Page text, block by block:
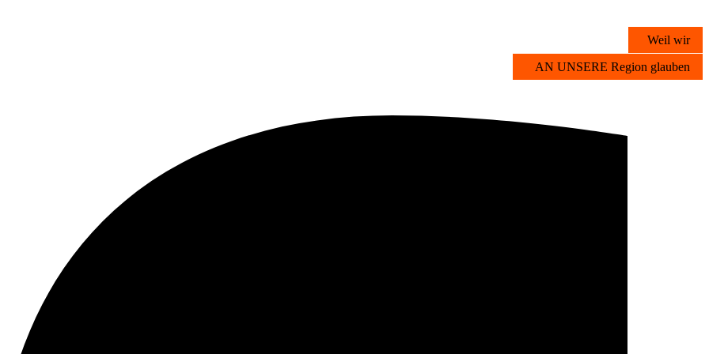
Weil wir
AN UNSERE Region glauben